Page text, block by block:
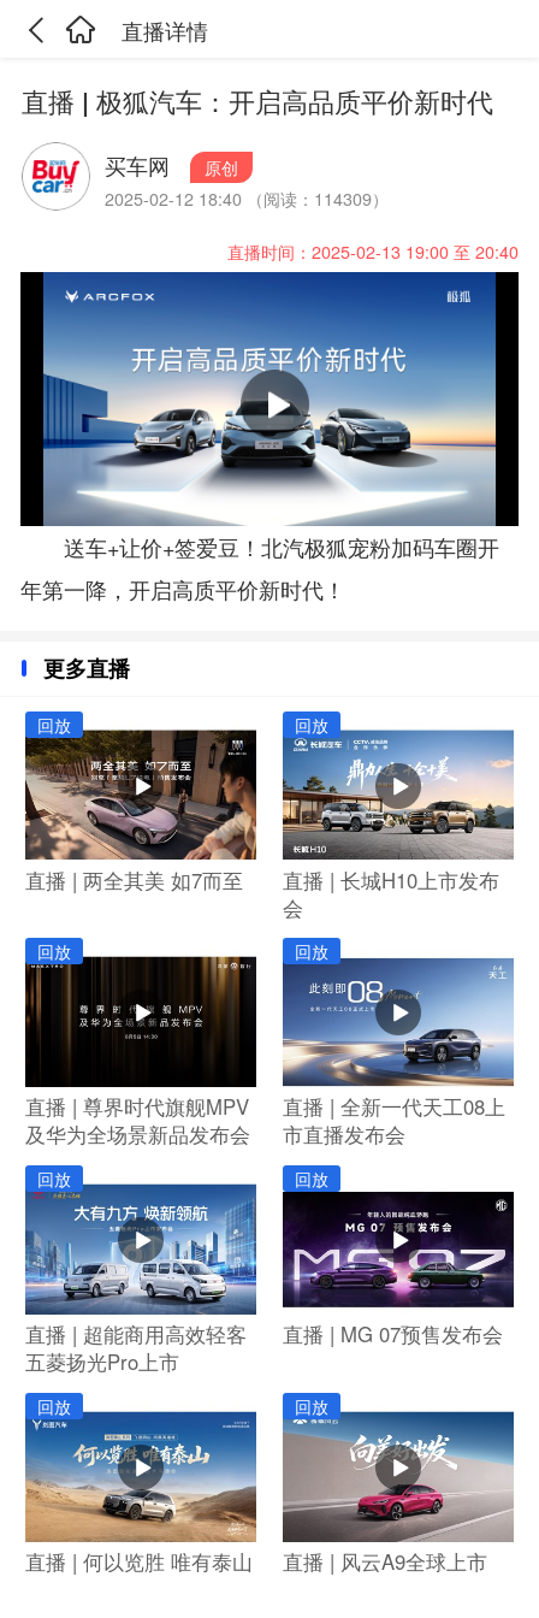
直播详情
直播 | 极狐汽车：开启高品质平价新时代
买车网
原创
2025-02-12 18:40 （阅读：114309）
直播时间：2025-02-13 19:00 至 20:40
送车+让价+签爱豆！北汽极狐宠粉加码车圈开
年第一降，开启高质平价新时代！
更多直播
回放
直播 | 两全其美 如7而至
回放
直播 | 长城H10上市发布
会
回放
直播 | 尊界时代旗舰MPV
及华为全场景新品发布会
回放
直播 | 全新一代天工08上
市直播发布会
回放
直播 | 超能商用高效轻客
五菱扬光Pro上市
回放
直播 | MG 07预售发布会
回放
直播 | 何以览胜 唯有泰山
回放
直播 | 风云A9全球上市